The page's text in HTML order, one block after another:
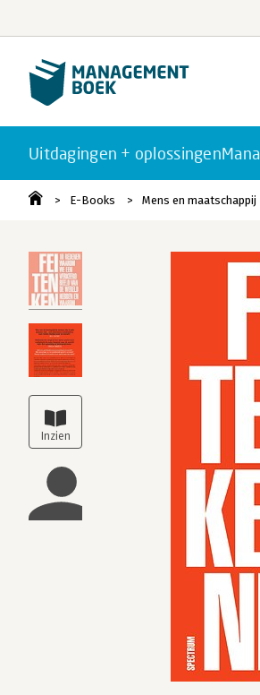
Uitdagingen + oplossingen
E-Books Mens en maatschappij